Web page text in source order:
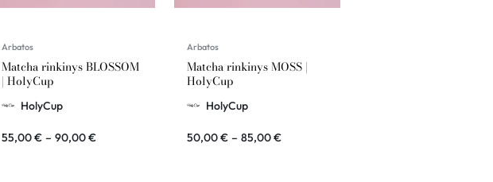
Arbatos
Matcha rinkinys BLOSSOM
| HolyCup
HolyCup
55,00€ – 90,00€
Arbatos
Matcha rinkinys MOSS |
HolyCup
HolyCup
50,00€ – 85,00€